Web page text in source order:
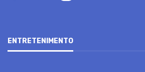
ENTRETENIMENTO